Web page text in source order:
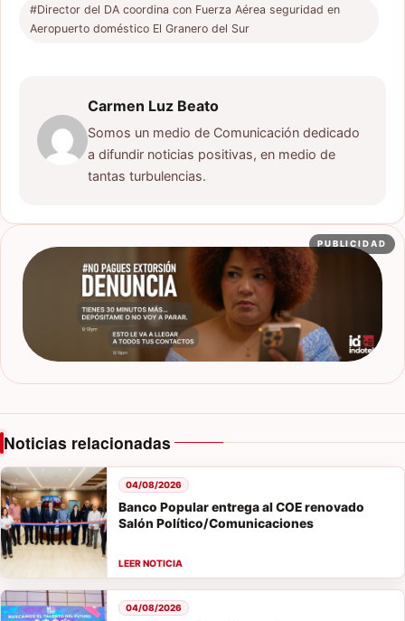
#Director del DA coordina con Fuerza Aérea seguridad en
Aeropuerto doméstico El Granero del Sur
Carmen Luz Beato
Somos un medio de Comunicación dedicado
a difundir noticias positivas, en medio de
tantas turbulencias.
PUBLICIDAD
Noticias relacionadas
Banco Popular entrega al COE renovado
Salón Político/Comunicaciones
04/08/2026
04/08/2026